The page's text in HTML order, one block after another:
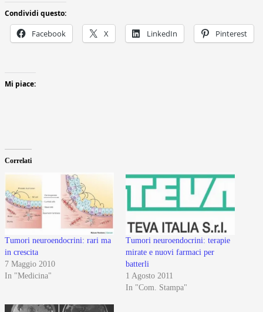
Condividi questo:
Facebook X LinkedIn Pinterest
Mi piace:
Correlati
Tumori neuroendocrini: rari ma
in crescita
7 Maggio 2010
In "Medicina"
Tumori neuroendocrini: terapie
mirate e nuovi farmaci per
batterli
1 Agosto 2011
In "Com. Stampa"